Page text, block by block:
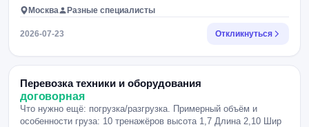
Москва Разные специалисты
2026-07-23 Откликнуться
Перевозка техники и оборудования
договорная
Что нужно ещё: погрузка/разгрузка. Примерный объём и
особенности груза: 10 тренажёров высота 1,7 Длина 2,10 Шир